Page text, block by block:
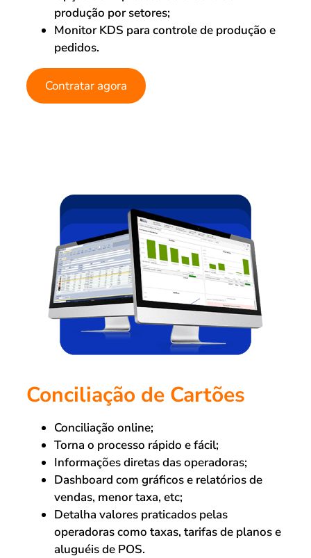
produção por setores;
Monitor KDS para controle de produção e
pedidos.
Contratar agora
Conciliação de Cartões
Conciliação online;
Torna o processo rápido e fácil;
Informações diretas das operadoras;
Dashboard com gráficos e relatórios de
vendas, menor taxa, etc;
Detalha valores praticados pelas
operadoras como taxas, tarifas de planos e
aluguéis de POS.